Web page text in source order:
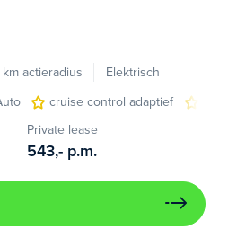
km actieradius
Elektrisch
cruise control adaptief
Private lease
543,- p.m.